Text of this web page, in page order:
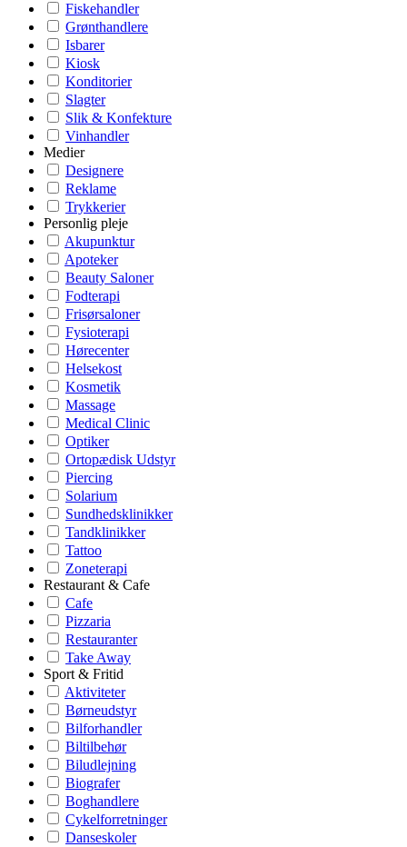
Fiskehandler
Grønthandlere
Isbarer
Kiosk
Konditorier
Slagter
Slik & Konfekture
Vinhandler
Medier
Designere
Reklame
Trykkerier
Personlig pleje
Akupunktur
Apoteker
Beauty Saloner
Fodterapi
Frisørsaloner
Fysioterapi
Hørecenter
Helsekost
Kosmetik
Massage
Medical Clinic
Optiker
Ortopædisk Udstyr
Piercing
Solarium
Sundhedsklinikker
Tandklinikker
Tattoo
Zoneterapi
Restaurant & Cafe
Cafe
Pizzaria
Restauranter
Take Away
Sport & Fritid
Aktiviteter
Børneudstyr
Bilforhandler
Biltilbehør
Biludlejning
Biografer
Boghandlere
Cykelforretninger
Danseskoler